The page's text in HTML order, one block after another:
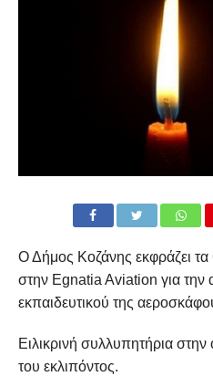
Ο Δήμος Κοζάνης εκφράζει
στην Egnatia Aviation για την
εκπαιδευτικού της
Ειλικρινή συλλυπητήρια στην
του εκλιπόντος.